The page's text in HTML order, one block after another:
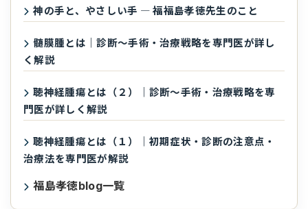
神の手と、やさしい手 ― 福福島孝徳先生のこと
髄膜腫とは｜診断〜手術・治療戦略を専門医が詳し
く解説
聴神経腫瘍とは（２）｜診断〜手術・治療戦略を専
門医が詳しく解説
聴神経腫瘍とは（１）｜初期症状・診断の注意点・
治療法を専門医が解説
福島孝徳blog一覧